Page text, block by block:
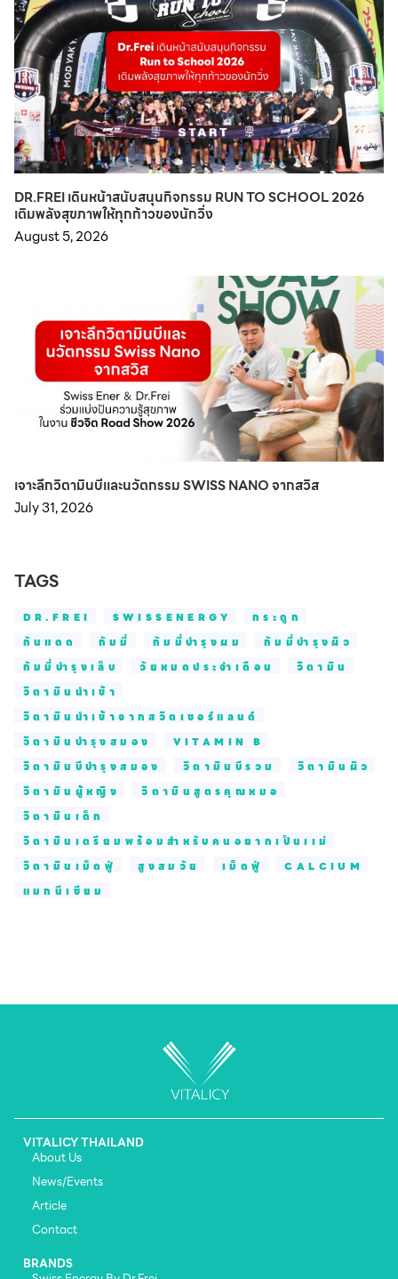
DR.FREI เดินหน้าสนับสนุนกิจกรรม RUN TO SCHOOL 2026
เติมพลังสุขภาพให้ทุกก้าวของนักวิ่ง
August 5, 2026
เจาะลึกวิตามินบีและนวัตกรรม SWISS NANO จากสวิส
July 31, 2026
TAGS
DR.FREI SWISSENERGY
กระดูก
กันแดด
กัมมี่ กัมมี่บำรุงผม
กัมมี่บำรุงผิว
กัมมี่บำรุงเล็บ
วัยหมดประจำเดือน
วิตามิน
วิตามินนำเข้า
วิตามินนำเข้าจากสวิตเซอร์แลนด์
วิตามินบำรุงสมอง
VITAMIN B
วิตามินบีบำรุงสมอง
วิตามินบีรวม
วิตามินผิว
วิตามินผู้หญิง
วิตามินสูตรคุณหมอ
วิตามินเด็ก
วิตามินเตรียมพร้อมสำหรับคนอยากเป็นเเม่
วิตามินเม็ดฟู่
สูงสมวัย เม็ดฟู่
CALCIUM
แมกนีเซียม
VITALICY THAILAND
About Us
News/Events
Article
Contact
BRANDS